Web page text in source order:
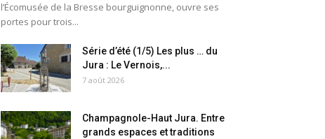
l’Écomusée de la Bresse bourguignonne, ouvre ses
portes pour trois...
Série d’été (1/5) Les plus … du
Jura : Le Vernois,...
7 août 2026
Champagnole-Haut Jura. Entre
grands espaces et traditions